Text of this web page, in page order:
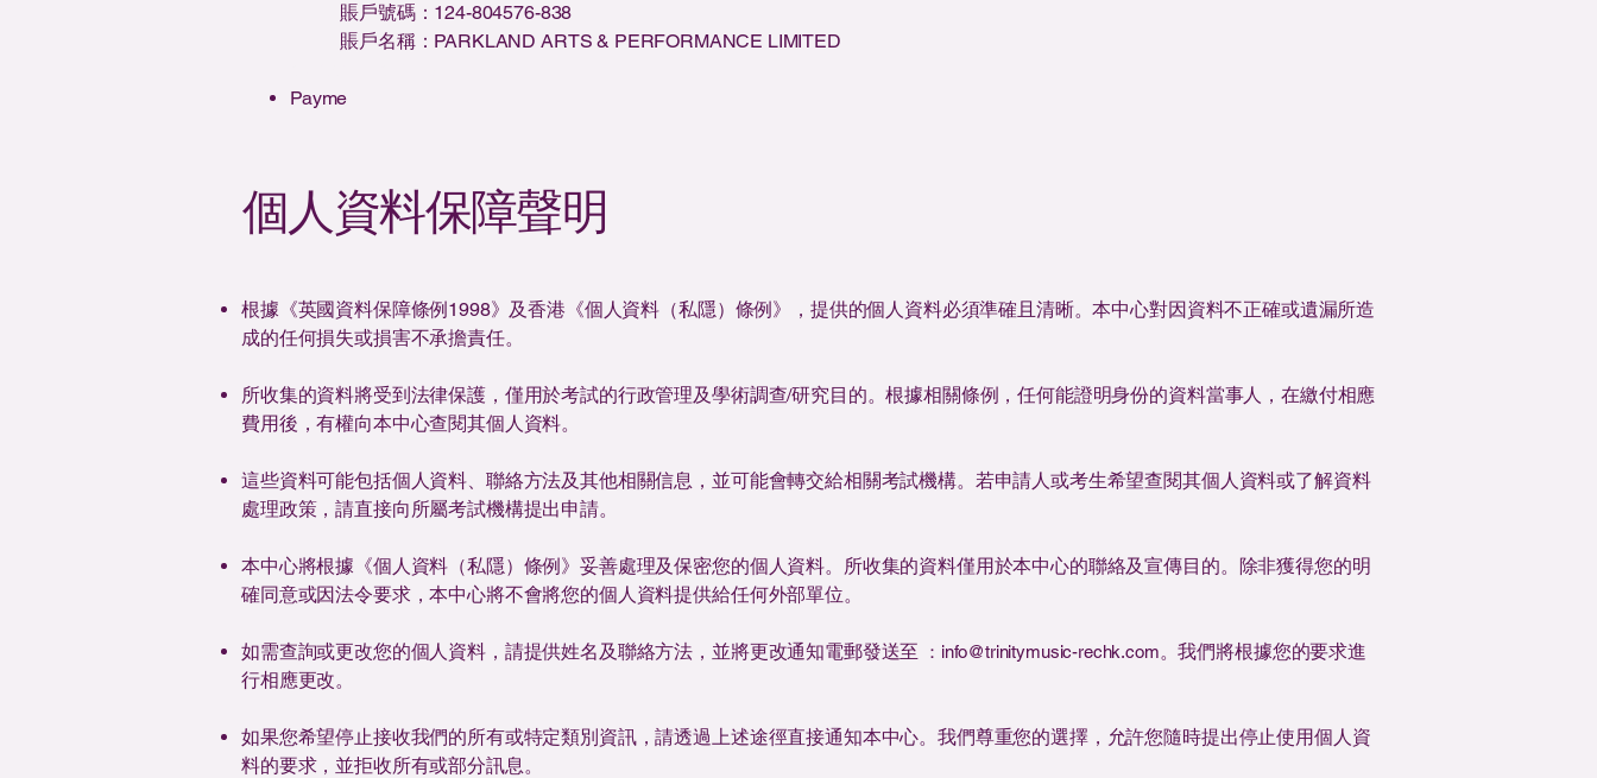
賬戶號碼：124-804576-838
賬戶名稱：PARKLAND ARTS & PERFORMANCE LIMITED
Payme
個人資料保障聲明
根據《英國資料保障條例1998》及香港《個人資料（私隱）條例》，提供的個人資料必須準確且清晰。本中心對因資料不正確或遺漏所造
成的任何損失或損害不承擔責任。
所收集的資料將受到法律保護，僅用於考試的行政管理及學術調查/研究目的。根據相關條例，任何能證明身份的資料當事人，在繳付相應
費用後，有權向本中心查閱其個人資料。
這些資料可能包括個人資料、聯絡方法及其他相關信息，並可能會轉交給相關考試機構。若申請人或考生希望查閱其個人資料或了解資料
處理政策，請直接向所屬考試機構提出申請。
本中心將根據《個人資料（私隱）條例》妥善處理及保密您的個人資料。所收集的資料僅用於本中心的聯絡及宣傳目的。除非獲得您的明
確同意或因法令要求，本中心將不會將您的個人資料提供給任何外部單位。
如需查詢或更改您的個人資料，請提供姓名及聯絡方法，並將更改通知電郵發送至 ： info@trinitymusic-rechk.com。我們將根據您的要求進
行相應更改。
如果您希望停止接收我們的所有或特定類別資訊，請透過上述途徑直接通知本中心。我們尊重您的選擇，允許您隨時提出停止使用個人資
料的要求，並拒收所有或部分訊息。